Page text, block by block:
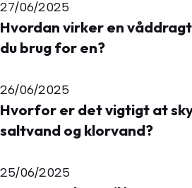
27/06/2025
Hvordan virker en
du brug for en?
26/06/2025
Hvorfor er det vigtigt at
saltvand og klorvand?
25/06/2025